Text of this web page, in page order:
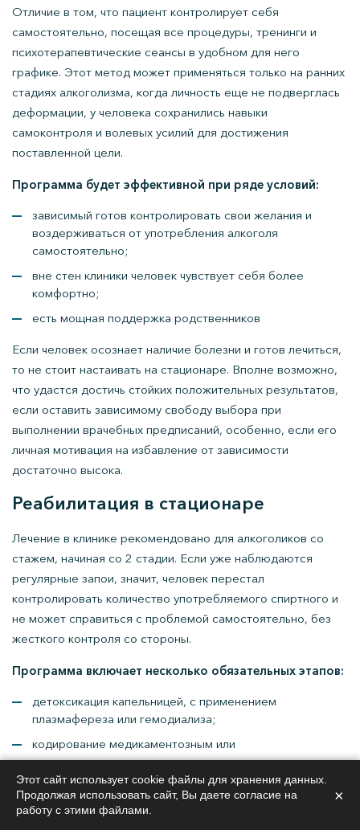
Отличие в том, что пациент контролирует себя
самостоятельно, посещая все процедуры, тренинги и
психотерапевтические сеансы в удобном для него
графике. Этот метод может применяться только на ранних
стадиях алкоголизма, когда личность еще не подверглась
деформации, у человека сохранились навыки
самоконтроля и волевых усилий для достижения
поставленной цели.
Программа будет эффективной при ряде условий:
зависимый готов контролировать свои желания и
воздерживаться от употребления алкоголя
самостоятельно;
вне стен клиники человек чувствует себя более
комфортно;
есть мощная поддержка родственников
Если человек осознает наличие болезни и готов лечиться,
то не стоит настаивать на стационаре. Вполне возможно,
что удастся достичь стойких положительных результатов,
если оставить зависимому свободу выбора при
выполнении врачебных предписаний, особенно, если его
личная мотивация на избавление от зависимости
достаточно высока.
Реабилитация в стационаре
Лечение в клинике рекомендовано для алкоголиков со
стажем, начиная со 2 стадии. Если уже наблюдаются
регулярные запои, значит, человек перестал
контролировать количество употребляемого спиртного и
не может справиться с проблемой самостоятельно, без
жесткого контроля со стороны.
Программа включает несколько обязательных этапов:
детоксикация капельницей, с применением
плазмафереза или гемодиализа;
кодирование медикаментозным или
психотерапевтическим методом;
снятие абстинентного синдрома;
восстановление здоровья с применением
Этот сайт использует cookie файлы для хранения данных.
Продолжая использовать сайт, Вы даете согласие на
работу с этими файлами.
×